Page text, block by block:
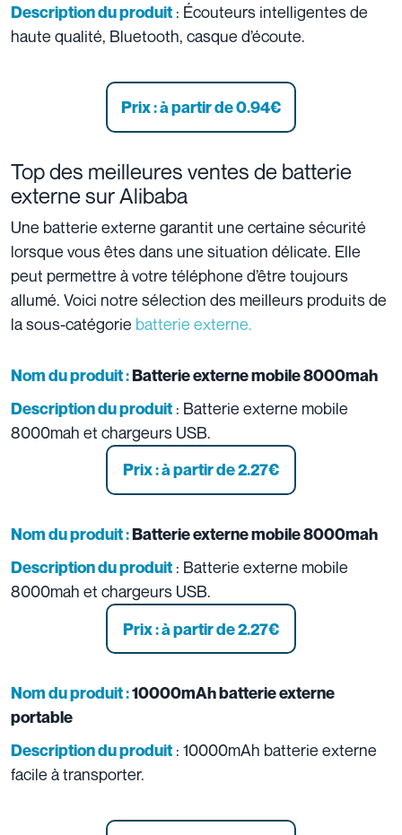
Description du produit : Écouteurs intelligentes de
haute qualité, Bluetooth, casque d’écoute.
Prix : à partir de 0.94€
Top des meilleures ventes de batterie
externe sur Alibaba
Une batterie externe garantit une certaine sécurité
lorsque vous êtes dans une situation délicate. Elle
peut permettre à votre téléphone d’être toujours
allumé. Voici notre sélection des meilleurs produits de
la sous-catégorie batterie externe.
Nom du produit :Batterie externe mobile 8000mah
Description du produit : Batterie externe mobile
8000mah et chargeurs USB.
Prix : à partir de 2.27€
Nom du produit :Batterie externe mobile 8000mah
Description du produit : Batterie externe mobile
8000mah et chargeurs USB.
Prix : à partir de 2.27€
Nom du produit :10000mAh batterie externe
portable
Description du produit : 10000mAh batterie externe
facile à transporter.